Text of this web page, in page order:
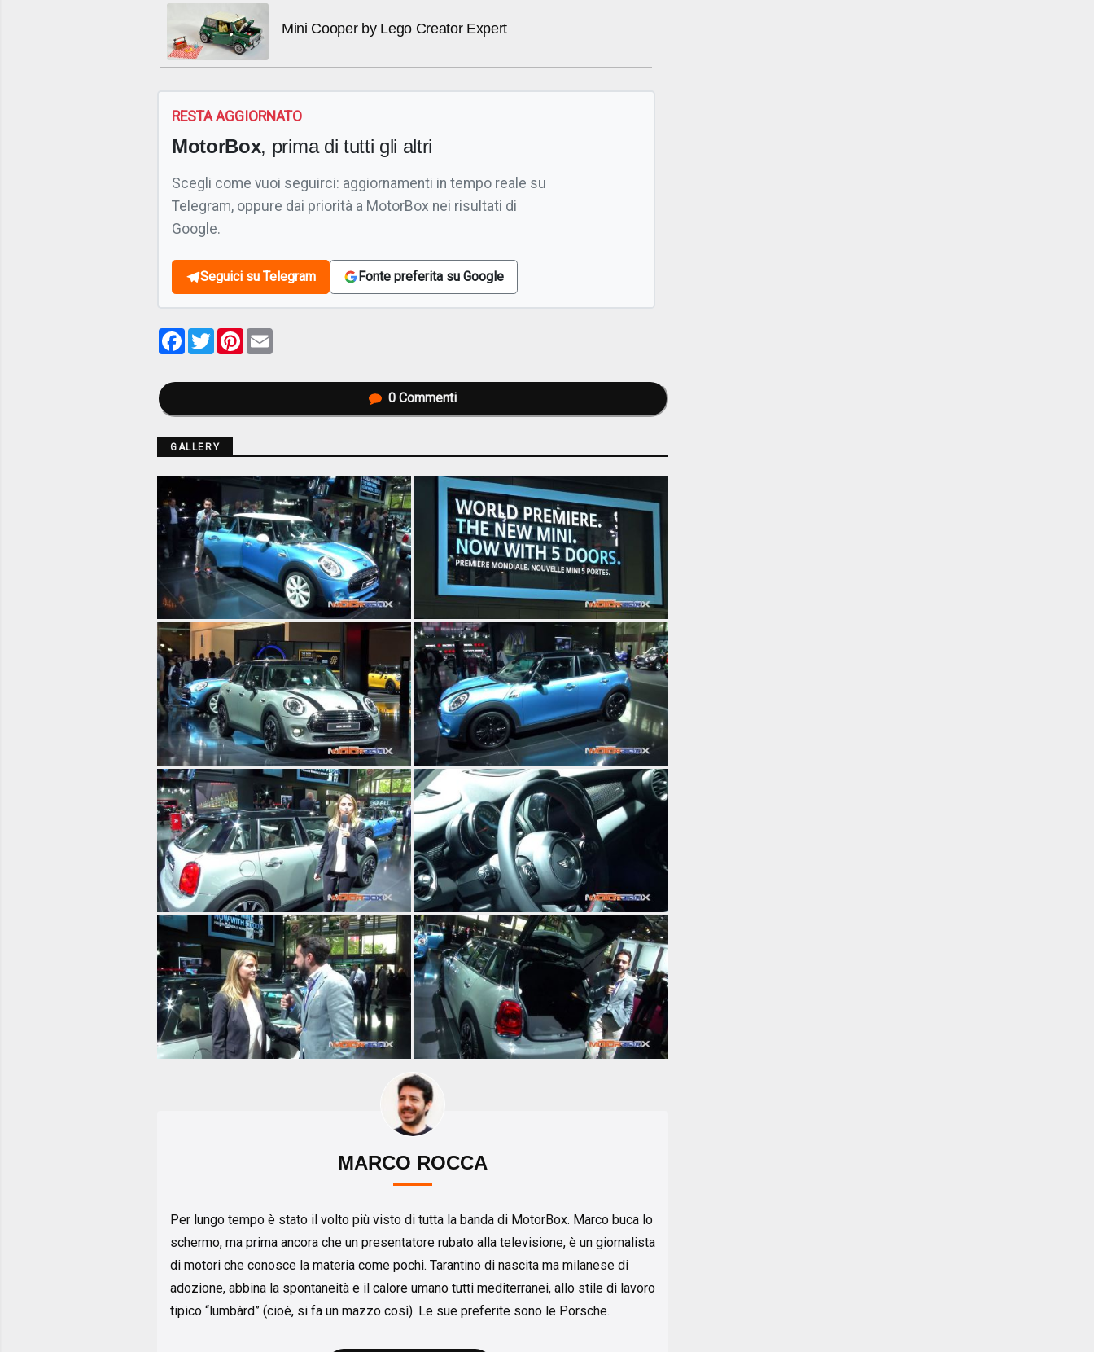
Mini Cooper by Lego Creator Expert
RESTA AGGIORNATO
MotorBox, prima di tutti gli altri
Scegli come vuoi seguirci: aggiornamenti in tempo reale su
Telegram, oppure dai priorità a MotorBox nei risultati di
Google.
Seguici su Telegram Fonte preferita su Google
Facebook
TwitterPinterest
0 Commenti
GALLERY
MARCO ROCCA
Per lungo tempo è stato il volto più visto di tutta la banda di MotorBox. Marco buca lo
schermo, ma prima ancora che un presentatore rubato alla televisione, è un giornalista
di motori che conosce la materia come pochi. Tarantino di nascita ma milanese di
adozione, abbina la spontaneità e il calore umano tutti mediterranei, allo stile di lavoro
tipico “lumbàrd” (cioè, si fa un mazzo così). Le sue preferite sono le Porsche.